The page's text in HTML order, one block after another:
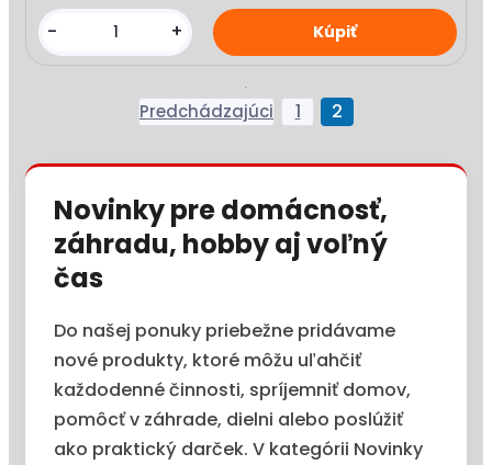
- +
1 2
Novinky pre domácnosť,
záhradu, hobby aj voľný
čas
Do našej ponuky priebežne pridávame
nové produkty, ktoré môžu uľahčiť
každodenné činnosti, spríjemniť domov,
pomôcť v záhrade, dielni alebo poslúžiť
ako praktický darček. V kategórii Novinky